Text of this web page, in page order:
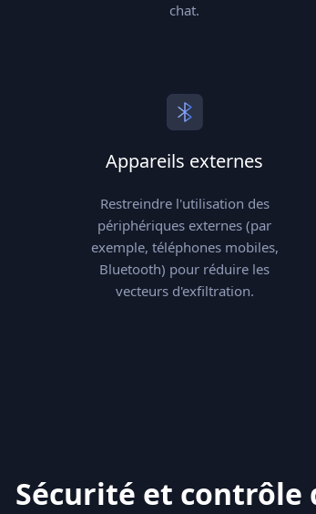
chat.
Appareils externes
Restreindre l'utilisation des
périphériques externes (par
exemple, téléphones mobiles,
Bluetooth) pour réduire les
vecteurs d'exfiltration.
Sécurité et